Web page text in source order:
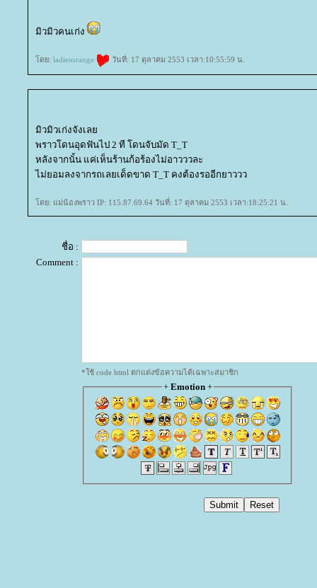
มิวมิวคนเก่ง
ดย: ladiesorange วันที่: 17 ตุลาคม 2553 เวลา:10:55:59 น.
มิวมิวเก่งจังเล
พราวโดนอุดฟันไป 2 ที โดนจับมัด T_T
หลังจากนั้น แค่เห็นร้านก้อร้องไม่อาวววละ
ไม่ยอมลงจากรถเลยเด็ดขาด T_T คงต้องรออีกยาววว
ดย: แม่น้องพราว IP: 115.87.69.64 วันที่: 17 ตุลาคม 2553 เวลา:18:25:21 น.
ชื่อ :
Comment :
*ใช้ code html ตกแต่งข้อความได้เฉพาะสมาชิก
+ Emotion+